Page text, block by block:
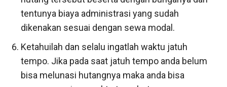
tentunya biaya administrasi yang sudah
dikenakan sesuai dengan sewa modal.
Ketahuilah dan selalu ingatlah waktu jatuh
tempo. Jika pada saat jatuh tempo anda belum
bisa melunasi hutangnya maka anda bisa